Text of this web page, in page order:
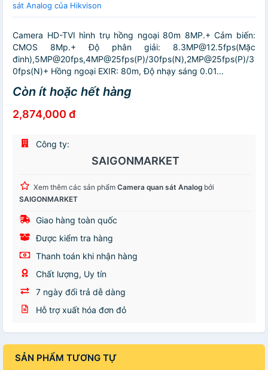
sát Analog của Hikvison
Camera HD-TVI hình trụ hồng ngoại 80m 8MP.+ Cảm biến:
CMOS 8Mp.+ Độ phân giải: 8.3MP@12.5fps(Mặc
đinh),5MP@20fps,4MP@25fps(P)/30fps(N),2MP@25fps(P)/3
0fps(N)+ Hồng ngoại EXIR: 80m, Độ nhạy sáng 0.01...
Còn ít hoặc hết hàng
2,874,000 đ
Công ty:
SAIGONMARKET
Xem thêm các sản phẩm Camera quan sát Analog bởi
SAIGONMARKET
Giao hàng toàn quốc
Được kiểm tra hàng
Thanh toán khi nhận hàng
Chất lượng, Uy tín
7 ngày đổi trả dễ dàng
Hỗ trợ xuất hóa đơn đỏ
SẢN PHẨM TƯƠNG TỰ